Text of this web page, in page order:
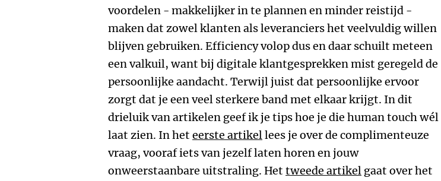
voordelen - makkelijker in te plannen en minder reistijd -
maken dat zowel klanten als leveranciers het veelvuldig willen
blijven gebruiken. Efficiency volop dus en daar schuilt meteen
een valkuil, want bij digitale klantgesprekken mist geregeld de
persoonlijke aandacht. Terwijl juist dat persoonlijke ervoor
zorgt dat je een veel sterkere band met elkaar krijgt. In dit
drieluik van artikelen geef ik je tips hoe je die human touch wél
laat zien. In het eerste artikellees je over de complimenteuze
vraag, vooraf iets van jezelf laten horen en jouw
onweerstaanbare uitstraling. Het tweede artikel gaat over het